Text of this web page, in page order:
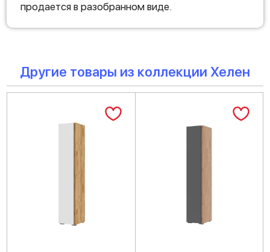
продается в разобранном виде.
Другие товары из коллекции Хелен